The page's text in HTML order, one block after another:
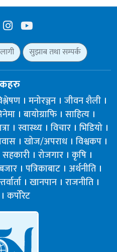
सुझाब तथा सम्पर्क
मनोरञ्जन जीवन शैली
बायोग्राफि साहित्य
स्वास्थ्य विचार भिडियो
खोज/अपराध विश्वकप
सहकारी रोजगार कृषि
पत्रिकाबाट अर्थनीति
खानपान राजनीति
कर्पोरेट